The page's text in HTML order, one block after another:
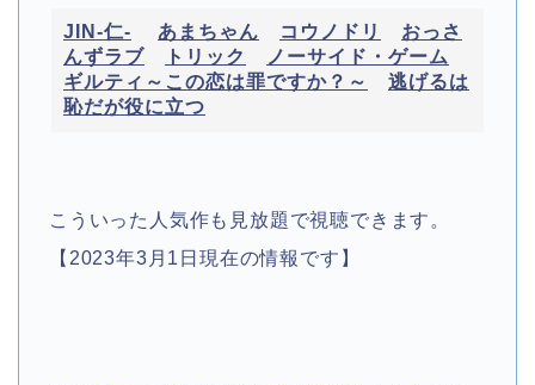
JIN-仁- あまちゃん コウノドリ
おっさ
んずラブ
トリック
ノーサイド・ゲーム
ギルティ～この恋は罪ですか？～
逃げるは
恥だが役に立つ
こういった人気作も見放題で視聴できます。
【2023年3月1日現在の情報です】